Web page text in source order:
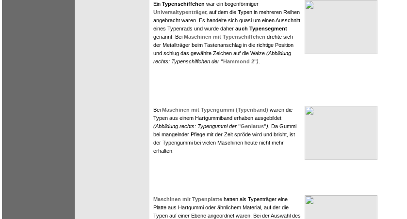
Ein Typenschiffchen war ein bogenförmiger
Universaltypenträger, auf dem die Typen in mehreren Reihen
angebracht waren. Es handelte sich quasi um einen Ausschnitt
eines Typenrads und wurde daher auch Typensegment
genannt. Bei Maschinen mit Typenschiffchen drehte sich
der Metallträger beim Tastenanschlag in die richtige Position
und schlug das gewählte Zeichen auf die Walze (Abbildung
rechts: Typenschiffchen der "Hammond 2")
Bei Maschinen mit Typengummi (Typenband) waren die
Typen aus einem Hartgummiband erhaben ausgebildet
(Abbildung rechts: Typengummi der "Geniatus"). Da Gummi
bei mangelnder Pflege mit der Zeit spröde wird und bricht, ist
der Typengummi bei vielen Maschinen heute nicht mehr
erhalten.
Maschinen mit Typenplatte hatten als Typenträger eine
Platte aus Hartgummi oder ähnlichem Material, auf der die
Typen auf einer Ebene angeordnet waren. Bei der Auswahl des